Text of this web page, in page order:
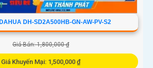
DH-SD2A500HB-GN-AW-PV-S2
Giá Bán: 1,800,000 ₫
Giá Khuyến Mại: 1,500,000 ₫